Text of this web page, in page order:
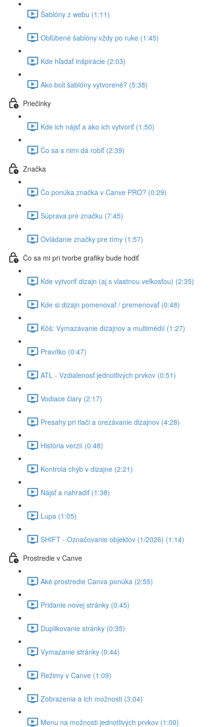
Šablóny z webu (1:11)
Obľúbené šablóny vždy po ruke (1:45)
Kde hľadať inšpirácie (2:03)
Ako boli šablóny vytvorené? (5:38)
Priečinky
Kde ich nájsť a ako ich vytvoriť (1:50)
Čo sa s nimi dá robiť (2:39)
Značka
Čo ponúka značka v Canve PRO? (0:29)
Súprava pre značku (7:45)
Ovládanie značky pre tímy (1:57)
Čo sa mi pri tvorbe grafiky bude hodiť
Kde vytvoriť dizajn (aj s vlastnou veľkosťou) (2:35)
Kde si dizajn pomenovať / premenovať (0:48)
Kôš: Vymazávanie dizajnov a multimédií (1:27)
Pravítko (0:47)
ATL - Vzdialenosť jednotlivých prvkov (0:51)
Vodiace čiary (2:17)
Presahy pri tlači a orezávanie dizajnov (4:28)
História verzií (0:48)
Kontrola chýb v dizajne (2:21)
Nájsť a nahradiť (1:38)
Lupa (1:05)
SHIFT - Označovanie objektov (1/2026) (1:14)
Prostredie v Canve
Aké prostredie Canva ponúka (2:55)
Pridanie novej stránky (0:45)
Duplikovanie stránky (0:35)
Vymazanie stránky (0:44)
Režimy v Canve (1:09)
Zobrazenia a ich možnosti (3:04)
Menu na možnosti jednotlivých prvkov (1:00)